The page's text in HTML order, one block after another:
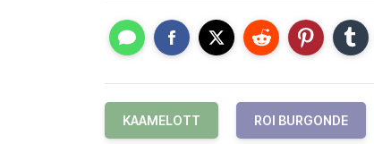
KAAMELOTT ROI BURGONDE